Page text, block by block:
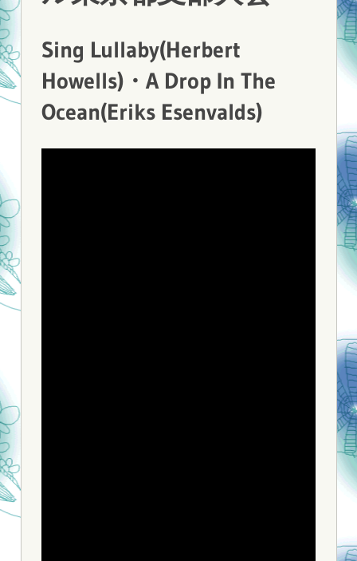
Sing Lullaby(Herbert
Howells)・A Drop In The
Ocean(Eriks Esenvalds)